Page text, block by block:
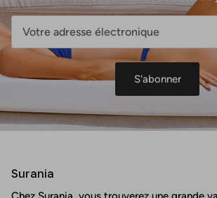
S'abonner
Surania